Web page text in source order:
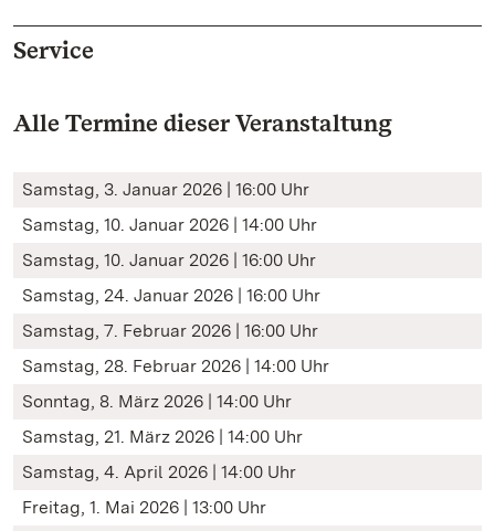
Service
Alle Termine dieser Veranstaltung
Samstag, 3. Januar 2026 | 16:00 Uhr
Samstag, 10. Januar 2026 | 14:00 Uhr
Samstag, 10. Januar 2026 | 16:00 Uhr
Samstag, 24. Januar 2026 | 16:00 Uhr
Samstag, 7. Februar 2026 | 16:00 Uhr
Samstag, 28. Februar 2026 | 14:00 Uhr
Sonntag, 8. März 2026 | 14:00 Uhr
Samstag, 21. März 2026 | 14:00 Uhr
Samstag, 4. April 2026 | 14:00 Uhr
Freitag, 1. Mai 2026 | 13:00 Uhr